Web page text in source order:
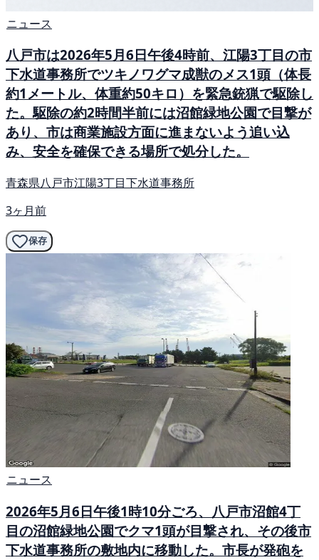
ニュース
八戸市は2026年5月6日午後4時前、江陽3丁目の市
下水道事務所でツキノワグマ成獣のメス1頭（体長
約1メートル、体重約50キロ）を緊急銃猟で駆除し
た。駆除の約2時間半前には沼館緑地公園で目撃が
あり、市は商業施設方面に進まないよう追い込
み、安全を確保できる場所で処分した。
青森県八戸市江陽3丁目下水道事務所
3ヶ月前
保存
ニュース
2026年5月6日午後1時10分ごろ、八戸市沼館4丁
目の沼館緑地公園でクマ1頭が目撃され、その後市
下水道事務所の敷地内に移動した。市長が発砲を